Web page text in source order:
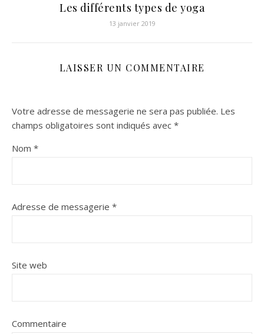
Les différents types de yoga
13 janvier 2019
LAISSER UN COMMENTAIRE
Votre adresse de messagerie ne sera pas publiée. Les
champs obligatoires sont indiqués avec *
Nom *
Adresse de messagerie *
Site web
Commentaire